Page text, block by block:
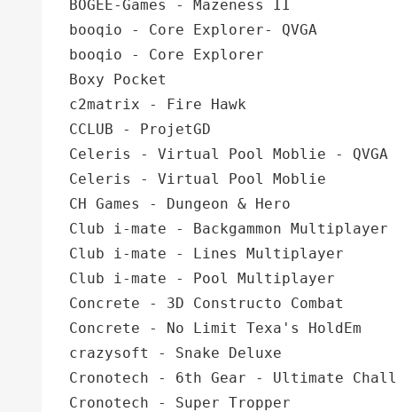
BOGEE-Games - Mazeness II
booqio - Core Explorer- QVGA
booqio - Core Explorer
Boxy Pocket
c2matrix - Fire Hawk
CCLUB - ProjetGD
Celeris - Virtual Pool Moblie - QVGA
Celeris - Virtual Pool Moblie
CH Games - Dungeon & Hero
Club i-mate - Backgammon Multiplayer
Club i-mate - Lines Multiplayer
Club i-mate - Pool Multiplayer
Concrete - 3D Constructo Combat
Concrete - No Limit Texa's HoldEm
crazysoft - Snake Deluxe
Cronotech - 6th Gear - Ultimate
Cronotech - Super Tropper